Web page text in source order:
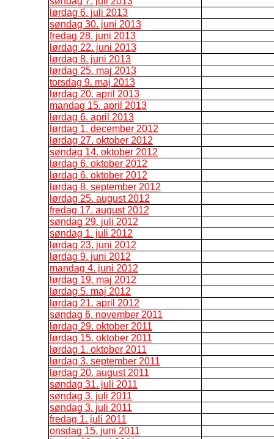
lørdag 6. juli 2013
søndag 30. juni 2013
fredag 28. juni 2013
lørdag 22. juni 2013
lørdag 8. juni 2013
lørdag 25. maj 2013
torsdag 9. maj 2013
lørdag 20. april 2013
mandag 15. april 2013
lørdag 6. april 2013
lørdag 1. december 2012
lørdag 27. oktober 2012
søndag 14. oktober 2012
lørdag 6. oktober 2012
lørdag 6. oktober 2012
lørdag 8. september 2012
lørdag 25. august 2012
fredag 17. august 2012
søndag 29. juli 2012
søndag 1. juli 2012
lørdag 23. juni 2012
lørdag 9. juni 2012
mandag 4. juni 2012
lørdag 19. maj 2012
lørdag 5. maj 2012
lørdag 21. april 2012
søndag 6. november 2011
lørdag 29. oktober 2011
lørdag 15. oktober 2011
lørdag 1. oktober 2011
lørdag 3. september 2011
lørdag 20. august 2011
søndag 31. juli 2011
søndag 3. juli 2011
søndag 3. juli 2011
fredag 1. juli 2011
onsdag 15. juni 2011